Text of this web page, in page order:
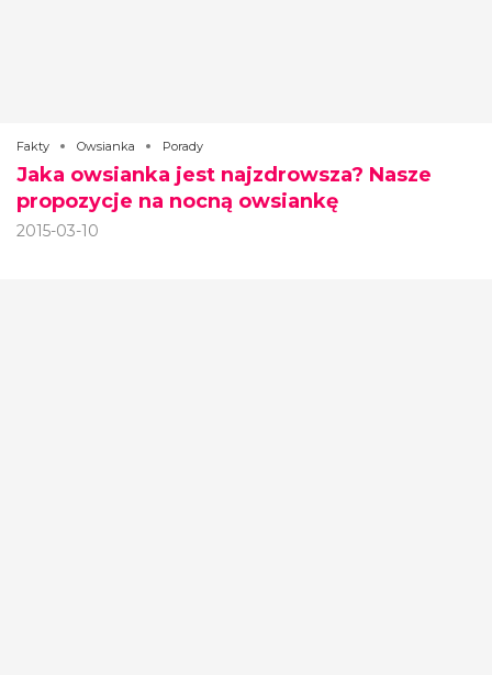
Fakty Owsianka Porady
Jaka owsianka jest najzdrowsza? Nasze
propozycje na nocną owsiankę
2015-03-10